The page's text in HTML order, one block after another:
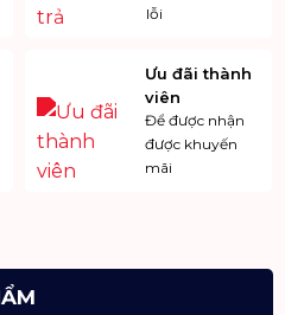
lỗi
Ưu đãi thành
viên
Để được nhận
được khuyến
mãi